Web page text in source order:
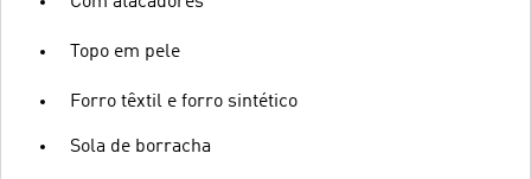
Topo em pele
Forro têxtil e forro sintético
Sola de borracha